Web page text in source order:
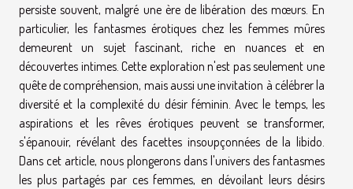
persiste souvent, malgré une ère de libération des mœurs. En
particulier, les fantasmes érotiques chez les femmes mûres
demeurent un sujet fascinant, riche en nuances et en
découvertes intimes. Cette exploration n'est pas seulement une
quête de compréhension, mais aussi une invitation à célébrer la
diversité et la complexité du désir féminin. Avec le temps, les
aspirations et les rêves érotiques peuvent se transformer,
s'épanouir, révélant des facettes insoupçonnées de la libido.
Dans cet article, nous plongerons dans l'univers des fantasmes
les plus partagés par ces femmes, en dévoilant leurs désirs